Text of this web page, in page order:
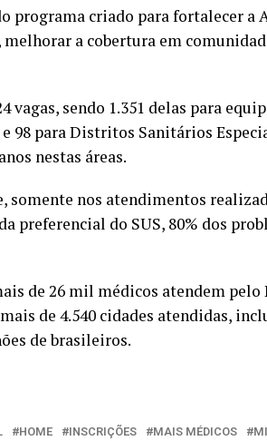
programa criado para fortalecer a
melhorar a cobertura em
vagas, sendo 1.351 delas para
98 para Distritos Sanitários
nestas áreas.
somente nos atendimentos
preferencial do SUS, 80% dos
de 26 mil médicos atendem
de 4.540 cidades atendidas,
de brasileiros.
HOME INSCRIÇÕES MAIS MÉDICOS